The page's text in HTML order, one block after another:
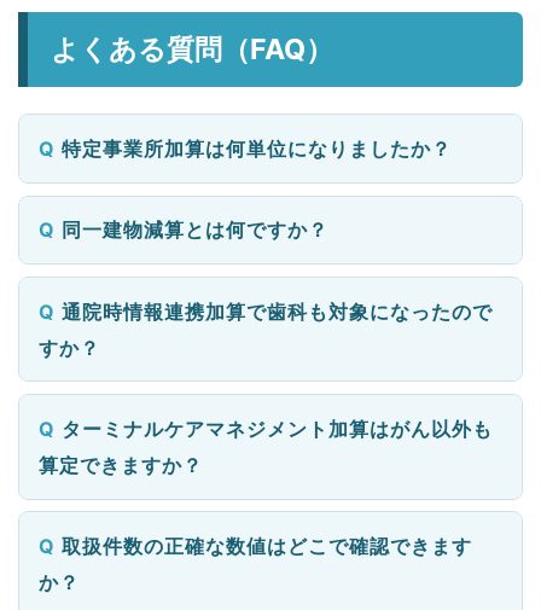
よくある質問（FAQ）
特定事業所加算は何単位になりましたか？
同一建物減算とは何ですか？
通院時情報連携加算で歯科も対象になったので
すか？
ターミナルケアマネジメント加算はがん以外も
算定できますか？
取扱件数の正確な数値はどこで確認できます
か？